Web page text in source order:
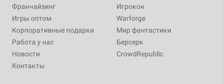
Франчайзинг
Игры оптом
Корпоративные подарки
Работа у нас
Новости
Контакты
Игрокон
Warforge
Мир фантастики
Берсерк
CrowdRepublic